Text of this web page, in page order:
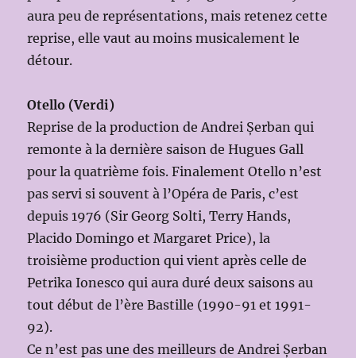
aura peu de représentations, mais retenez cette
reprise, elle vaut au moins musicalement le
détour.
Otello (Verdi)
Reprise de la production de Andrei Șerban qui
remonte à la dernière saison de Hugues Gall
pour la quatrième fois. Finalement Otello n’est
pas servi si souvent à l’Opéra de Paris, c’est
depuis 1976 (Sir Georg Solti, Terry Hands,
Placido Domingo et Margaret Price), la
troisième production qui vient après celle de
Petrika Ionesco qui aura duré deux saisons au
tout début de l’ère Bastille (1990-91 et 1991-
92).
Ce n’est pas une des meilleurs de Andrei Șerban